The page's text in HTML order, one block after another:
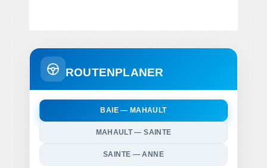
ROUTENPLANER
BAIE — MAHAULT
MAHAULT — SAINTE
SAINTE — ANNE